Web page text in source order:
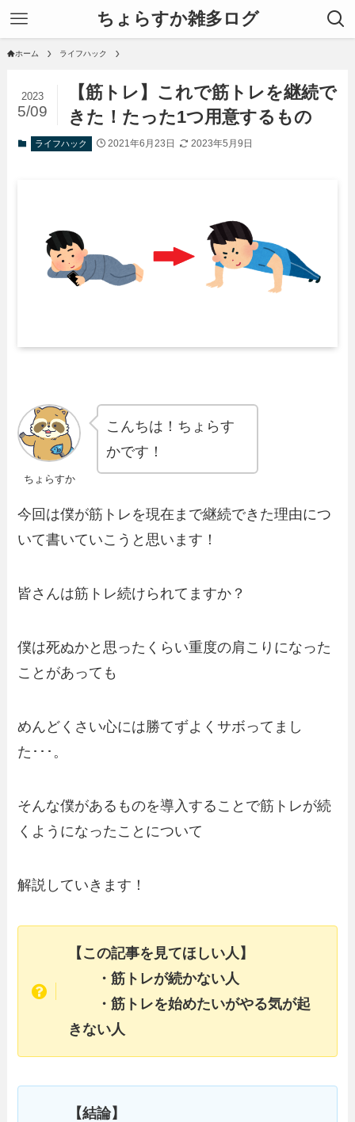
ちょらすか雑多ログ
ホーム ライフハック
【筋トレ】これで筋トレを継続で
きた！たった1つ用意するもの
2023
5/09
ライフハック 2021年6月23日 2023年5月9日
ちょらすか
こんちは！ちょらす
かです！
今回は僕が筋トレを現在まで継続できた理由につ
いて書いていこうと思います！
皆さんは筋トレ続けられてますか？
僕は死ぬかと思ったくらい重度の肩こりになった
ことがあっても
めんどくさい心には勝てずよくサボってまし
た･･･。
そんな僕があるものを導入することで筋トレが続
くようになったことについて
解説していきます！
【この記事を見てほしい人】
・筋トレが続かない人
・筋トレを始めたいがやる気が起
きない人
【結論】